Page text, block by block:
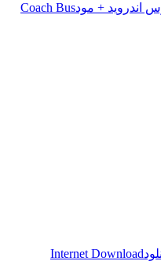
+ مودCoach Bus
Internet